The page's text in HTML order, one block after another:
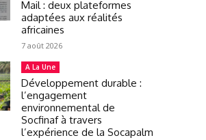
Mail : deux plateformes
adaptées aux réalités
africaines
7 août 2026
A La Une
Développement durable :
l’engagement
environnemental de
Socfinaf à travers
l’expérience de la Socapalm